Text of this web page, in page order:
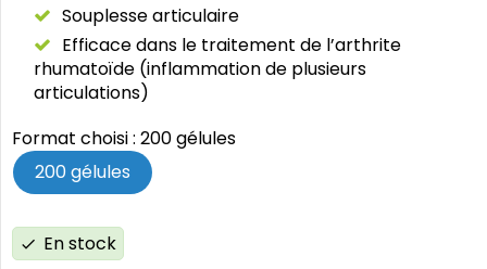
Souplesse articulaire
Efficace dans le traitement de l’arthrite
rhumatoïde (inflammation de plusieurs
articulations)
Format choisi : 200 gélules
200 gélules
check En stock